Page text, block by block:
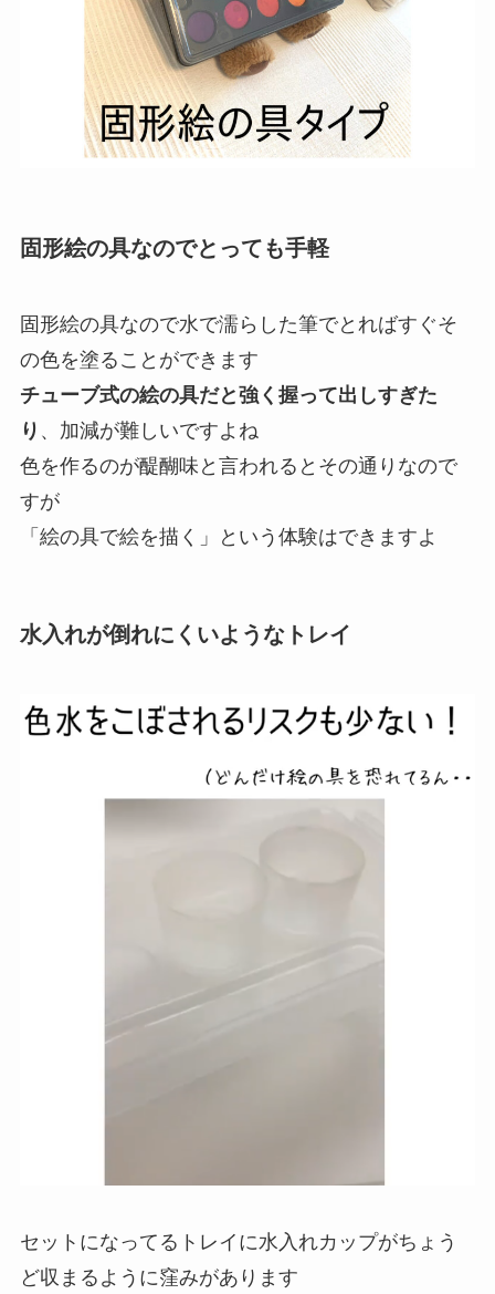
固形絵の具なのでとっても手軽
固形絵の具なので水で濡らした筆でとればすぐそ
の色を塗ることができます
チューブ式の絵の具だと強く握って出しすぎた
り 、加減が難しいですよね
色を作るのが醍醐味と言われるとその通りなので
すが
「絵の具で絵を描く」という体験はできますよ
水入れが倒れにくいようなトレイ
セットになってるトレイに水入れカップがちょう
ど収まるように窪みがあります